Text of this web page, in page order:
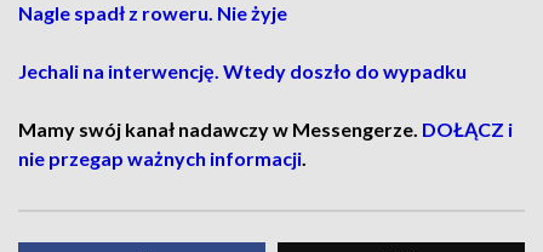
Nagle spadł z roweru. Nie żyje
Jechali na interwencję. Wtedy doszło do wypadku
Mamy swój kanał nadawczy w Messengerze. DOŁĄCZ i
nie przegap ważnych informacji.